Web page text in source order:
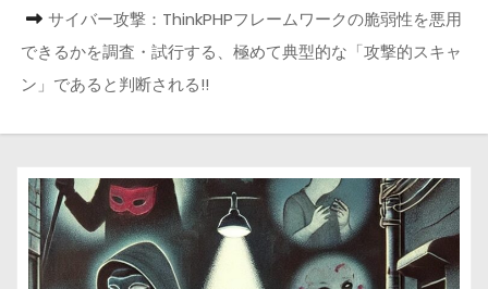
サイバー攻撃：ThinkPHPフレームワークの脆弱性を悪用
できるかを調査・試行する、極めて典型的な「攻撃的スキャ
ン」であると判断される!!